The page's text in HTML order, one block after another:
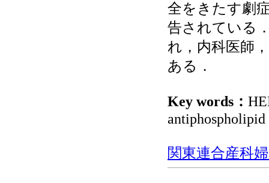
全をきたす劇
告されている
れ，内科医師
ある．
Key words：
antiphospholipid
関東連合産科